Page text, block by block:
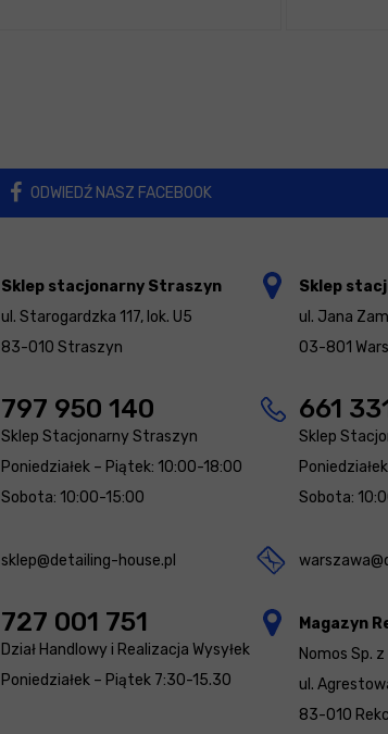
ODWIEDŹ NASZ FACEBOOK
Sklep stacjonarny Straszyn
ul. Starogardzka 117, lok. U5
83-010 Straszyn
797 950 140
Sklep Stacjonarny Straszyn
Poniedziałek – Piątek: 10:00-18:00
Sobota: 10:00-15:00
sklep@detailing-house.pl
727 001 751
Dział Handlowy i Realizacja Wysyłek
Poniedziałek – Piątek 7:30-15.30
Sklep
ul. Jana
03-801
661
Sklep
Sobota:
Magazyn
Nomos Sp. z
ul.
83-010